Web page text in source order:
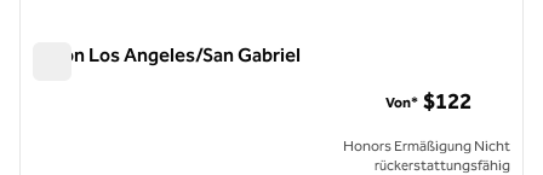
Hilton Los Angeles/San Gabriel
Von* $122
Honors Ermäßigung Nicht
rückerstattungsfähig